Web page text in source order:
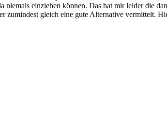
einziehen können. Das hat mir leider die
zumindest gleich eine gute Alternative vermittelt.